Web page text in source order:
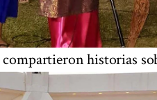
compartieron historias